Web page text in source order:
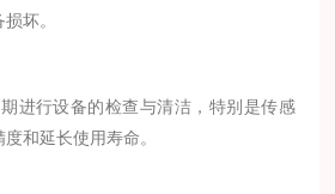
坏。
行设备的检查与清洁，特别是传感
和延长使用寿命。